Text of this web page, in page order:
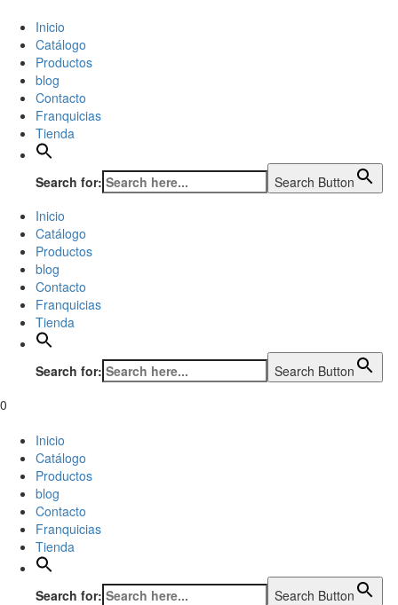
Inicio
Catálogo
Productos
blog
Contacto
Franquicias
Tienda
Search for:
Search Button
Inicio
Catálogo
Productos
blog
Contacto
Franquicias
Tienda
Search for:
Search Button
0
Inicio
Catálogo
Productos
blog
Contacto
Franquicias
Tienda
Search for:
Search Button